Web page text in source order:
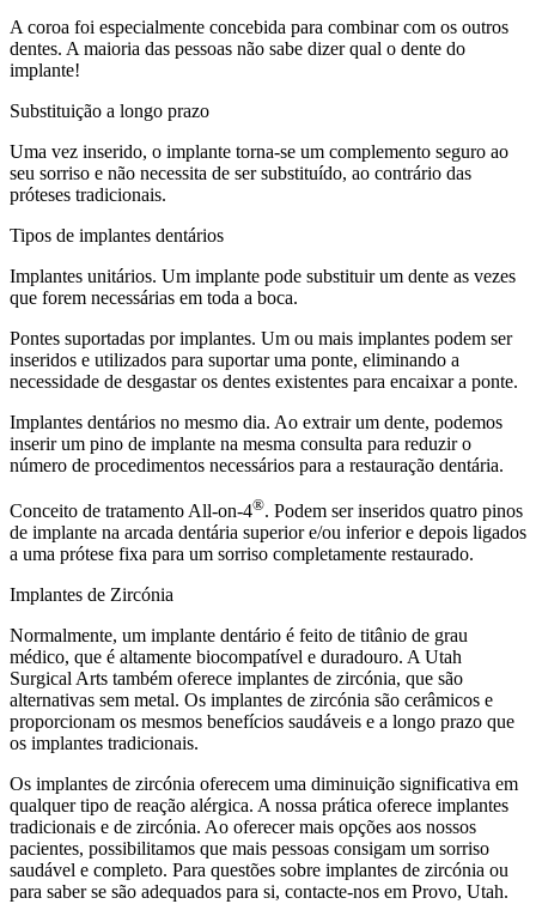
A coroa foi especialmente concebida para combinar com os outros
dentes. A maioria das pessoas não sabe dizer qual o dente do
implante!
Substituição a longo prazo
Uma vez inserido, o implante torna-se um complemento seguro ao
seu sorriso e não necessita de ser substituído, ao contrário das
próteses tradicionais.
Tipos de implantes dentários
Implantes unitários. Um implante pode substituir um dente as vezes
que forem necessárias em toda a boca.
Pontes suportadas por implantes. Um ou mais implantes podem ser
inseridos e utilizados para suportar uma ponte, eliminando a
necessidade de desgastar os dentes existentes para encaixar a ponte.
Implantes dentários no mesmo dia. Ao extrair um dente, podemos
inserir um pino de implante na mesma consulta para reduzir o
número de procedimentos necessários para a restauração dentária.
Conceito de tratamento All-on-4®. Podem ser inseridos quatro pinos
de implante na arcada dentária superior e/ou inferior e depois ligados
a uma prótese fixa para um sorriso completamente restaurado.
Implantes de Zircónia
Normalmente, um implante dentário é feito de titânio de grau
médico, que é altamente biocompatível e duradouro. A Utah
Surgical Arts também oferece implantes de zircónia, que são
alternativas sem metal. Os implantes de zircónia são cerâmicos e
proporcionam os mesmos benefícios saudáveis ​​e a longo prazo que
os implantes tradicionais.
Os implantes de zircónia oferecem uma diminuição significativa em
qualquer tipo de reação alérgica. A nossa prática oferece implantes
tradicionais e de zircónia. Ao oferecer mais opções aos nossos
pacientes, possibilitamos que mais pessoas consigam um sorriso
saudável e completo. Para questões sobre implantes de zircónia ou
para saber se são adequados para si, contacte-nos em Provo, Utah.